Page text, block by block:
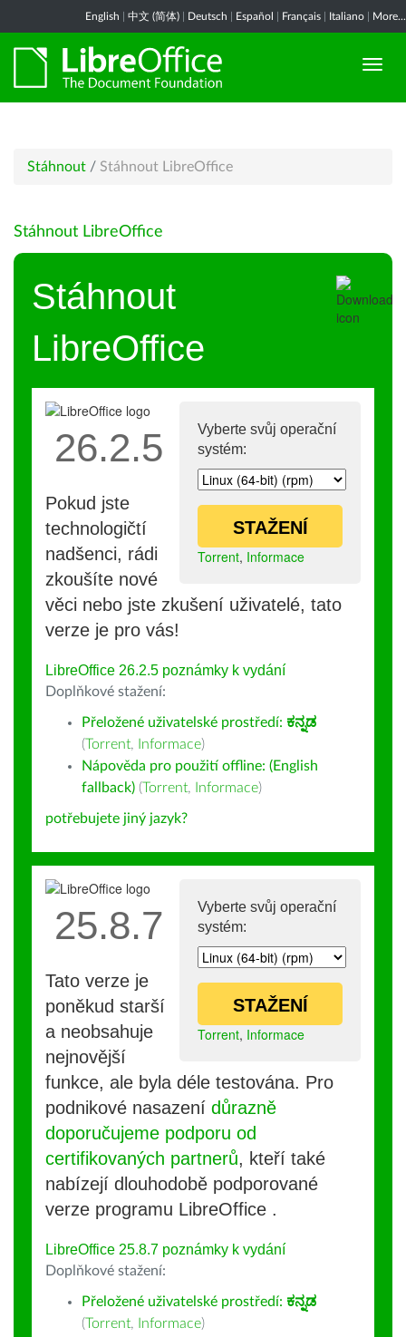
English 中文 (简体) Deutsch Español Français Italiano More...
Stáhnout / Stáhnout LibreOffice
Stáhnout LibreOffice
Stáhnout
LibreOffice
Vyberte svůj operační
systém:
STAŽENÍ
Torrent, Informace
26.2.5
Pokud jste
technologičtí
nadšenci, rádi
zkoušíte nové
věci nebo jste zkušení uživatelé, tato
verze je pro vás!
LibreOffice 26.2.5 poznámky k vydání
Doplňkové stažení:
Přeložené uživatelské prostředí: ಕನ್ನಡ
(Torrent, Informace)
Nápověda pro použití offline: (English
fallback) (Torrent, Informace)
potřebujete jiný jazyk?
Vyberte svůj operační
systém:
STAŽENÍ
Torrent, Informace
25.8.7
Tato verze je
poněkud starší
a neobsahuje
nejnovější
funkce, ale byla déle testována. Pro
podnikové nasazení důrazně
doporučujeme podporu od
certifikovaných partnerů, kteří také
nabízejí dlouhodobě podporované
verze programu LibreOffice .
LibreOffice 25.8.7 poznámky k vydání
Doplňkové stažení:
Přeložené uživatelské prostředí: ಕನ್ನಡ
(Torrent, Informace)